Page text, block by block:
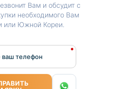
Вам и обсудит с
необходимого Вам
или Южной Кореи.
ваш телефон